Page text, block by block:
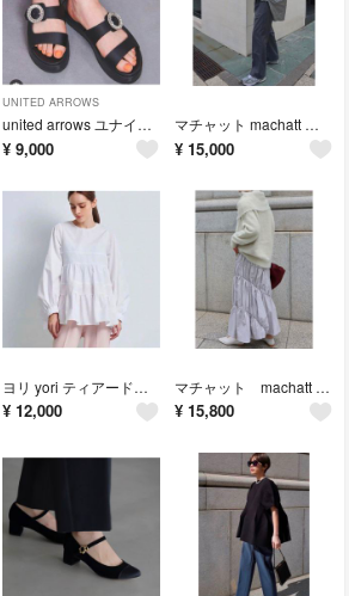
UNITED ARROWS
united arrows ユナイテッドアローズ ビジューサンダル
¥ 9,000
マチャット machatt スタンドカラーオーバーシャツ
¥ 15,000
ヨリ yori ティアードロングカットソー
¥ 12,000
マチャット machatt エコレザースカート
¥ 15,800